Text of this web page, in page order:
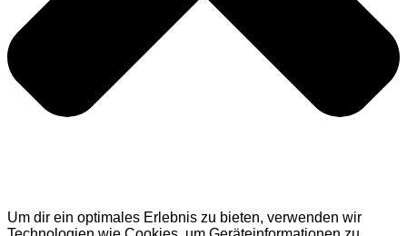
Um dir ein optimales Erlebnis zu bieten, verwenden wir